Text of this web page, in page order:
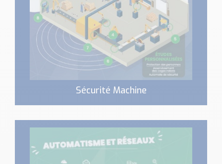
Sécurité Machine